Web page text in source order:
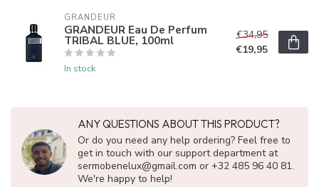
GRANDEUR
GRANDEUR Eau De Perfum
TRIBAL BLUE, 100ml
In stock
€34,95
€19,95
ANY QUESTIONS ABOUT THIS PRODUCT?
Or do you need any help ordering? Feel free to
get in touch with our support department at
sermobenelux@gmail.com or +32 485 96 40 81.
We're happy to help!